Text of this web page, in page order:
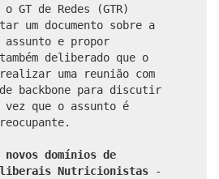
GT de Redes (GTR)
um documento sobre a
assunto e propor
deliberado que o
uma reunião com
backbone para discutir
vez que o assunto é
domínios de
Nutricionistas -